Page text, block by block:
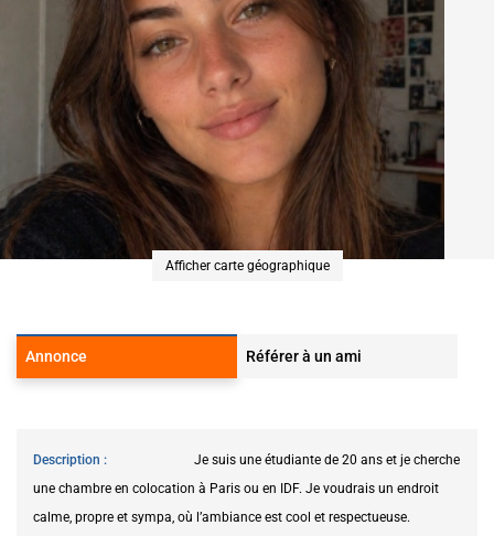
Afficher carte géographique
Annonce Référer à un ami
Description
Je suis une étudiante de 20 ans et je cherche
une chambre en colocation à Paris ou en IDF. Je voudrais un endroit
calme, propre et sympa, où l’ambiance est cool et respectueuse.